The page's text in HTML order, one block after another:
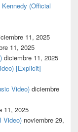
(Official
11, 2025
11, 2025
diciembre 11, 2025
[Explicit]
Video) diciembre
11, 2025
Video) noviembre 29,